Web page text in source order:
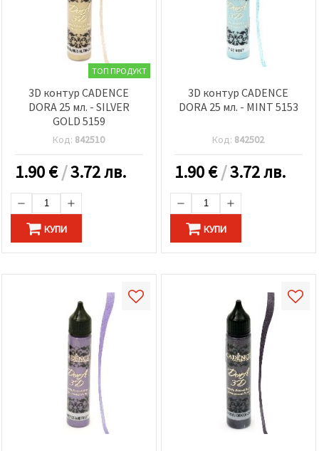
ТОП ПРОДУКТ
3D контур CADENCE
DORA 25 мл. - SILVER
GOLD 5159
Код: 842510
1.90€/3.72 лв.
КУПИ
3D контур CADENCE
DORA 25 мл. - MINT 5153
Код: 842502
1.90€/3.72 лв.
КУПИ